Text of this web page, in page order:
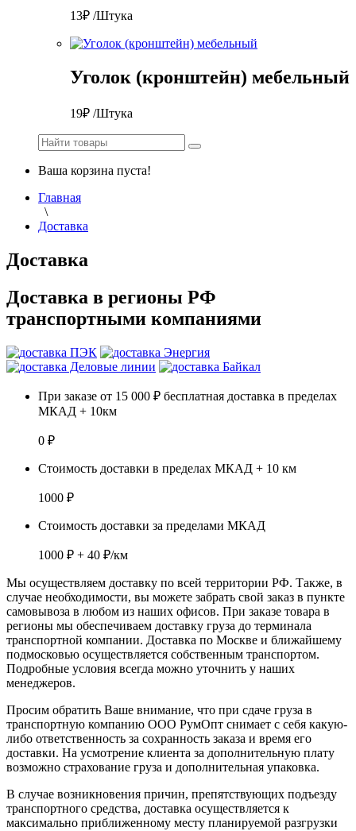
13₽ /Штука
Уголок (кронштейн) мебельный
19₽ /Штука
Ваша корзина пуста!
Главная
\
Доставка
Доставка
Доставка в регионы РФ
транспортными компаниями
При заказе от 15 000 ₽ бесплатная доставка в пределах
МКАД + 10км
0 ₽
Стоимость доставки в пределах МКАД + 10 км
1000 ₽
Стоимость доставки за пределами МКАД
1000 ₽ + 40 ₽/км
Мы осуществляем доставку по всей территории РФ. Также, в
случае необходимости, вы можете забрать свой заказ в пункте
самовывоза в любом из наших офисов. При заказе товара в
регионы мы обеспечиваем доставку груза до терминала
транспортной компании. Доставка по Москве и ближайшему
подмосковью осуществляется собственным транспортом.
Подробные условия всегда можно уточнить у наших
менеджеров.
Просим обратить Ваше внимание, что при сдаче груза в
транспортную компанию ООО РумОпт снимает с себя какую-
либо ответственность за сохранность заказа и время его
доставки. На усмотрение клиента за дополнительную плату
возможно страхование груза и дополнительная упаковка.
В случае возникновения причин, препятствующих подъезду
транспортного средства, доставка осуществляется к
максимально приближенному месту планируемой разгрузки